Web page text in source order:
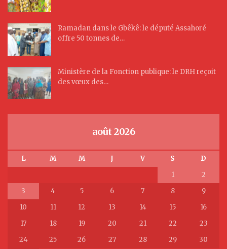
Ramadan dans le Gbêkê: le député Assahoré
offre 50 tonnes de…
Ministère de la Fonction publique: le DRH reçoit
des vœux des…
août 2026
L M M J V S
D
1
2
3
4 5 6 7 8
9
10
11 12 13 14 15
16
17
18 19 20 21 22
23
24
25 26 27 28 29 30